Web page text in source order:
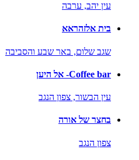
עין יהב, ערבה
בית אלזהראא
שגב שלום, באר שבע והסביבה
Coffee bar- אל היען
עין הבשור, צפון הנגב
בחצר של אורה
צפון הנגב